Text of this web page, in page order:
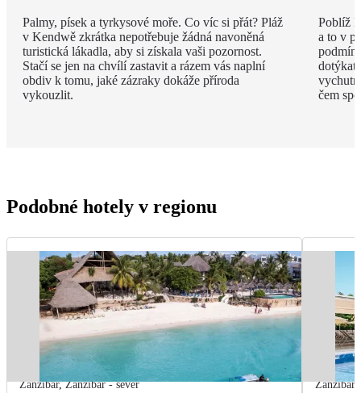
Palmy, písek a tyrkysové moře. Co víc si přát? Pláž
v Kendwě zkrátka nepotřebuje žádná navoněná
turistická lákadla, aby si získala vaši pozornost.
Stačí se jen na chvílí zastavit a rázem vás naplní
obdiv k tomu, jaké zázraky dokáže příroda
vykouzlit.
Poblíž
a to v
čem
Podobné hotely v regionu
Zanzibar,Zanzibar - sever Zanzibar